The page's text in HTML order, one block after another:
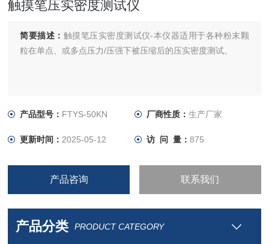
触摸笔压实密度测试仪
简要描述： 触摸笔压实密度测试仪-本仪器适用于各种粉末颗
粒在单点、或多点压力/压强下被压缩后的压实密度测试。
产品型号： FTYS-50KN 厂商性质： 生产厂家
更新时间： 2025-05-12 访 问 量： 875
产品咨询 联系我们
产品分类 PRODUCT CATEGORY